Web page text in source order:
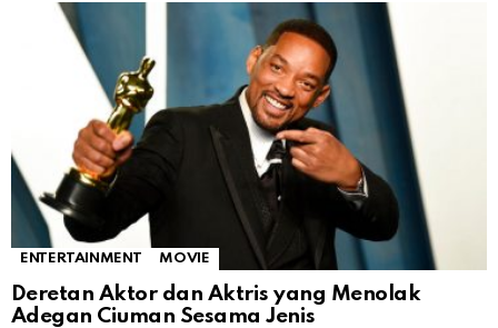
ENTERTAINMENT MOVIE
Deretan Aktor dan Aktris yang Menolak
Adegan Ciuman Sesama Jenis